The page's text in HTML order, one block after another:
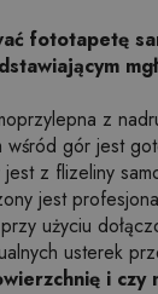
fototapetę
z
wśród gór jest
jest z flizeliny
jest
użyciu
usterek
i czy